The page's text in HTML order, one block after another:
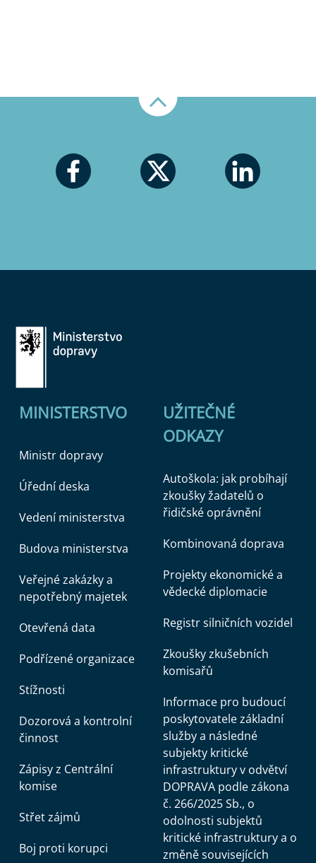
MINISTERSTVO
Ministr dopravy
Úřední deska
Vedení ministerstva
Budova ministerstva
Veřejné zakázky a
nepotřebný majetek
Otevřená data
Podřízené organizace
Stížnosti
Dozorová a kontrolní
činnost
Zápisy z Centrální
komise
Střet zájmů
Boj proti korupci
UŽITEČNÉ
ODKAZY
Autoškola: jak probíhají
zkoušky žadatelů o
řidičské oprávnění
Kombinovaná doprava
Projekty ekonomické a
vědecké diplomacie
Registr silničních vozidel
Zkoušky zkušebních
komisařů
Informace pro budoucí
poskytovatele základní
služby a následné
subjekty kritické
infrastruktury v odvětví
DOPRAVA podle zákona
č. 266/2025 Sb., o
odolnosti subjektů
kritické infrastruktury a o
změně souvisejících